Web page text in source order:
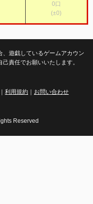
0口
(±0)
、遊戯しているゲームアカウン
責任でお願いいたします。
利用規約 お問い合わせ
Reserved